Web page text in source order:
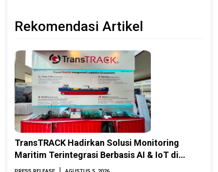
Rekomendasi Artikel
TransTRACK Hadirkan Solusi Monitoring
Maritim Terintegrasi Berbasis AI & IoT di
Indonesia Marine & Offshore Expo (IMOX)